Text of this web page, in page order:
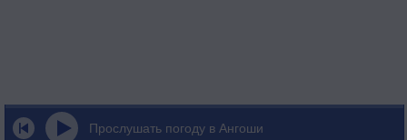
Прослушать погоду в Ангоши